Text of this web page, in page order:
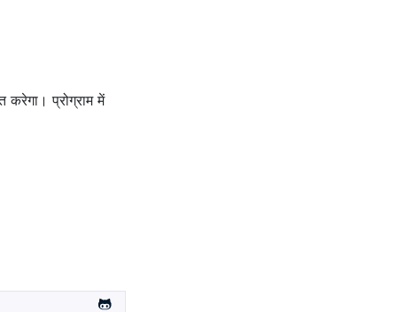
करेगा। प्रोग्राम में